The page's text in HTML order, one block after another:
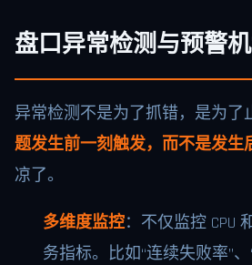
盘口异常检测与预警
异常检测不是为了抓错，是为了
题发生前一刻触发，而不是发生
凉了。
多维度监控：不仅监控 CPU
务指标。比如“连续失败率”、